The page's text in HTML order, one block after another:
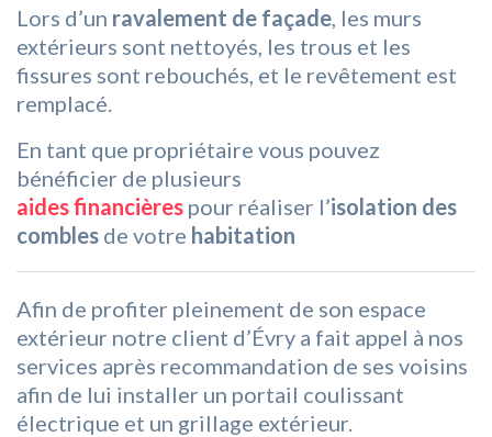
Lors d’un ravalement de façade, les murs
extérieurs sont nettoyés, les trous et les
fissures sont rebouchés, et le revêtement est
remplacé.
En tant que propriétaire vous pouvez
bénéficier de plusieurs
aides financières pour réaliser l’isolation des
combles de votre habitation
Afin de profiter pleinement de son espace
extérieur notre client d’Évry a fait appel à nos
services après recommandation de ses voisins
afin de lui installer un portail coulissant
électrique et un grillage extérieur.